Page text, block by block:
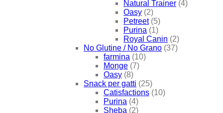
Natural Trainer (4)
Oasy (2)
Petreet (5)
Purina (1)
Royal Canin (2)
No Glutine / No Grano (37)
farmina (10)
Monge (7)
Oasy (8)
Snack per gatti (25)
Catisfactions (10)
Purina (4)
Sheba (2)